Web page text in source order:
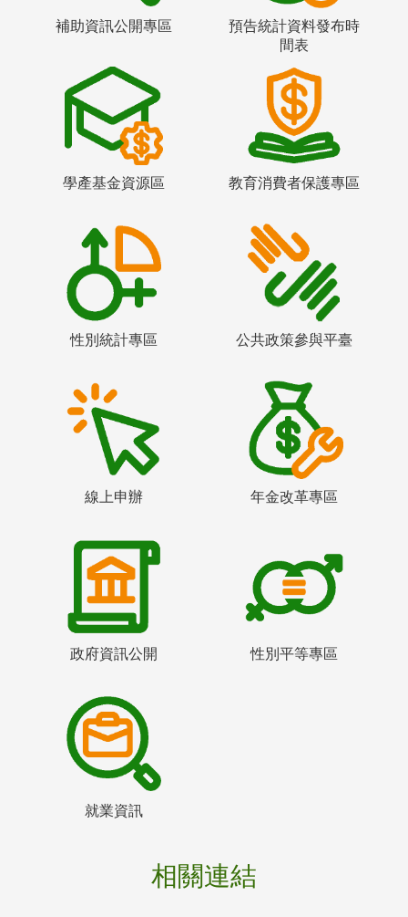
補助資訊公開專區
預告統計資料發布時
間表
學產基金資源區 教育消費者保護專區
性別統計專區 公共政策參與平臺
線上申辦 年金改革專區
政府資訊公開 性別平等專區
就業資訊
相關連結